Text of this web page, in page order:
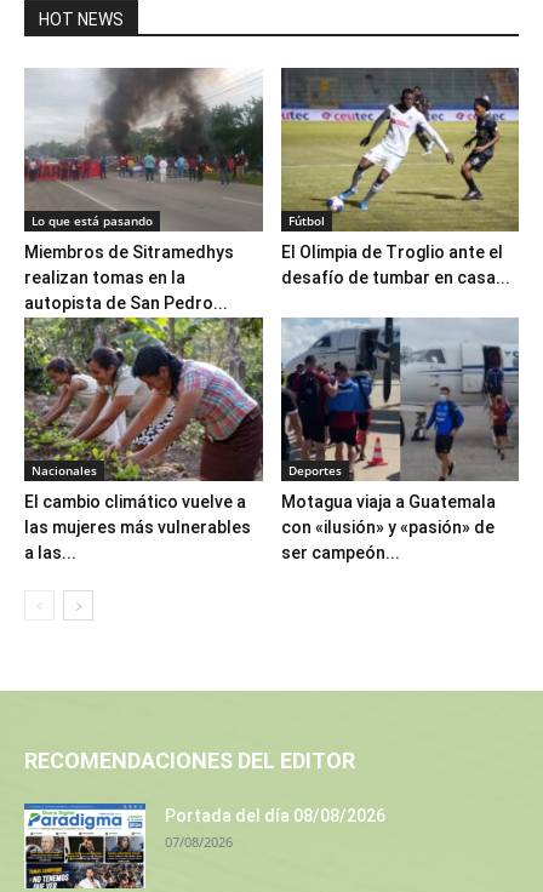
HOT NEWS
Lo que está pasando
Miembros de Sitramedhys
realizan tomas en la
autopista de San Pedro...
Fútbol
El Olimpia de Troglio ante el
desafío de tumbar en casa...
Nacionales
El cambio climático vuelve a
las mujeres más vulnerables
a las...
Deportes
Motagua viaja a Guatemala
con «ilusión» y «pasión» de
ser campeón...
RECOMENDACIONES DEL EDITOR
Portada del día 08/08/2026
07/08/2026